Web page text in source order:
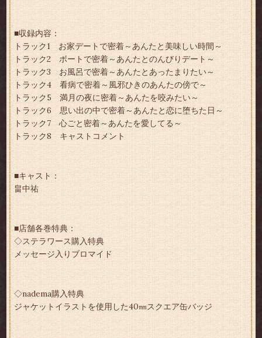
■収録内容：
トラック1 お家デートで密着～あんたと美味しい時間～
トラック2 ボートで密着～あんたとのんびりデート～
トラック3 お風呂で密着～あんたとあったまりたい～
トラック4 看病で密着～風邪ひきのあんたの傍で～
トラック5 満月の夜に密着～あんたを咬みたい～
トラック6 思い出の中で密着～あんたと恋に堕ちた日～
トラック7 心ごと密着～あんたを愛してる～
トラック8 キャストコメント
■キャスト：
畠中祐
■店舗各巻特典：
◇ステラワース購入特典
メッセージ入りブロマイド
◇nadema購入特典
ジャケットイラストを使用した40㎜スクエア缶バッジ